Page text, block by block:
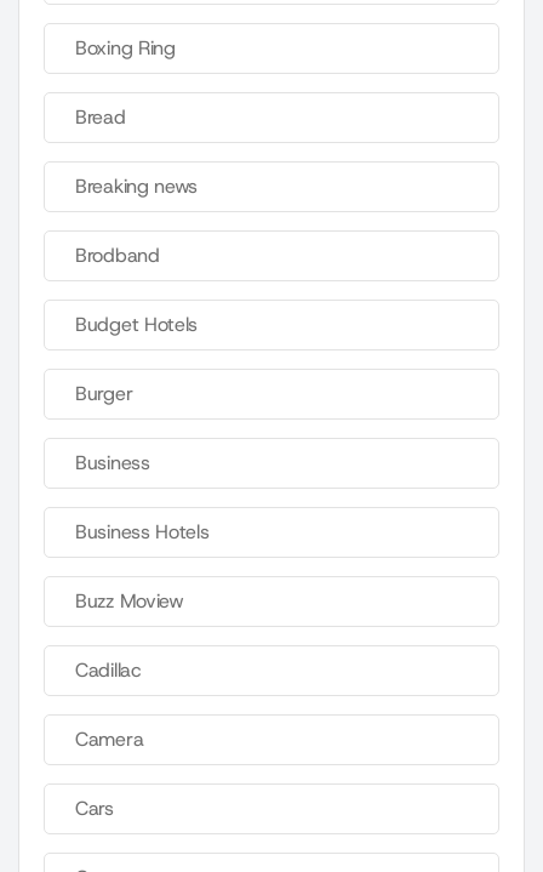
Boxing Ring
Bread
Breaking news
Brodband
Budget Hotels
Burger
Business
Business Hotels
Buzz Moview
Cadillac
Camera
Cars